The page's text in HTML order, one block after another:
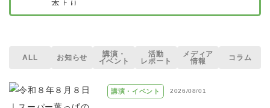
ALL お知らせ
講演・
イベント
活動
レポート
メディア
情報
コラム
講演・イベント 2026/08/01